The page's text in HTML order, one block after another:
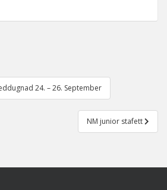
24. – 26. September
NM junior stafett